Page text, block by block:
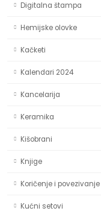
Digitalna štampa
Hemijske olovke
Kačketi
Kalendari 2024
Kancelarija
Keramika
Kišobrani
Knjige
Koričenje i povezivanje
Kućni setovi